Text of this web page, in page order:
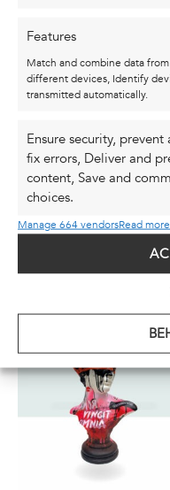
Features
Match and combine data
different devices, Identify
transmitted automatically.
Ensure security,
fix errors, Deliver and
content, Save and
choices.
Manage 664 vendorsRead
SCULPTURE |
“CHANGE OF
PERSPECTIVE”
€295,00 incl. BTW
MEER INFORMATIE